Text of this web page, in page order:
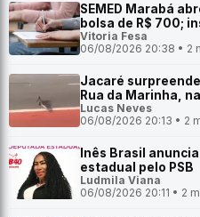
SEMED Marabá
bolsa de R$ 700;
Vitoria Fesa
06/08/2026 20:38 • 2
Jacaré
Rua da Marinha,
Lucas Neves
06/08/2026 20:13 • 2
Inês Brasil
estadual pelo PSB
Ludmila Viana
06/08/2026 20:11 • 2